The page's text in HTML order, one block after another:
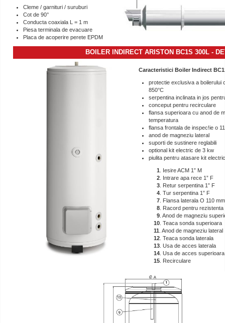
Cleme / garnituri / suruburi
Cot de 90°
Conducta coaxiala L = 1 m
Piesa terminala de evacuare
Placa de acoperire perete EPDM
BOILER INDIRECT ARISTON BC1S 300L-
Caracteristici Boiler Indirect
protectie exclusiva a boilerului
850°C
serpentina inclinata in jos
conceput pentru recirculare
flansa superioara cu anod de
temperatura
flansa frontala de inspec!ie o
anod de magneziu lateral
suporti de sustinere reglabili
optional kit electric de 3 kw
piulita pentru atasare kit electric
1 . Iesire ACM 1” M
2 . Intrare apa rece 1” F
3 . Retur serpentina 1” F
4 . Tur serpentina 1” F
7 . Flansa laterala O 110 mm
8 . Racord pentru
9 . Anod de magneziu
10 . Teaca sonda superioara
11 . Anod de magneziu lateral
12 . Teaca sonda laterala
13 . Usa de acces laterala
14 . Usa de acces superioara
15 . Recirculare